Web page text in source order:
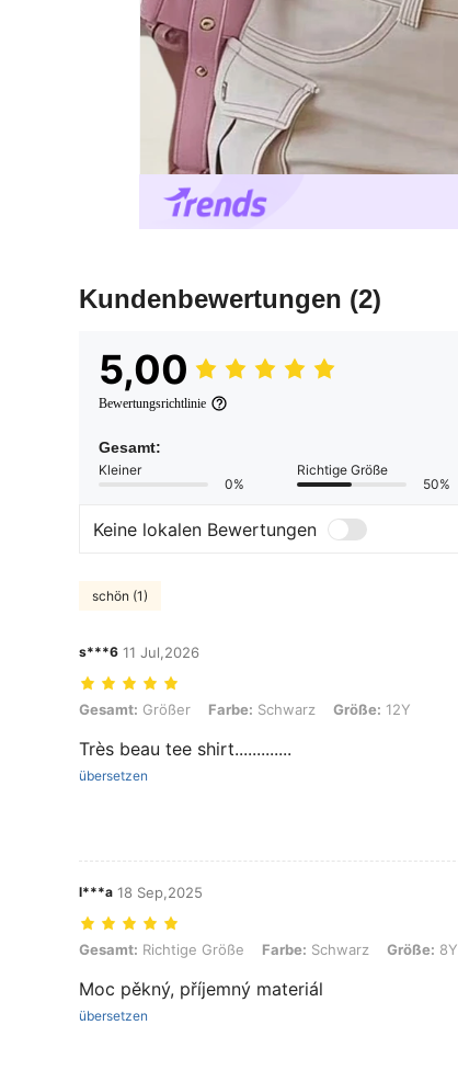
Kundenbewertungen (2)
5,00
Bewertungsrichtlinie
Gesamt:
Kleiner
0%
Richtige Größe
50%
Keine lokalen Bewertungen
schön (1)
s***6 11 Jul,2026
Gesamt: Größer, Farbe: Schwarz, Größe: 12Y
Gesamt: Größer Farbe: Schwarz Größe: 12Y
Très beau tee shirt.............
übersetzen
l***a 18 Sep,2025
Gesamt: Richtige Größe, Farbe: Schwarz, Größe: 8Y
Gesamt: Richtige Größe Farbe: Schwarz Größe: 8Y
Moc pěkný, příjemný materiál
übersetzen